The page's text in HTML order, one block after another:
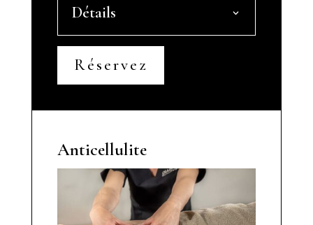
Détails
Réservez
Anticellulite